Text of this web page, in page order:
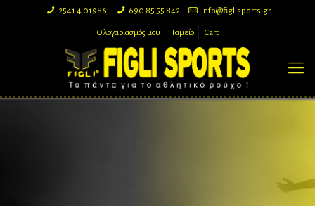
2541 4 01986 690 85 55 842 info@figlisports.gr
Ο λογαριασμός μου Ταμείο Cart